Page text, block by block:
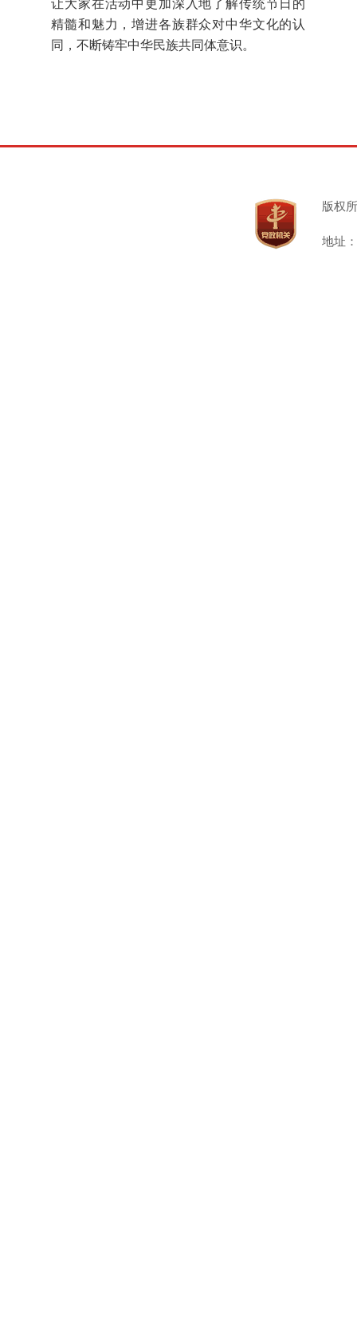
让大家在活动中更加深入地了解传统节日的
精髓和魅力，增进各族群众对中华文化的认
同，不断铸牢中华民族共同体意识。
版权
地址